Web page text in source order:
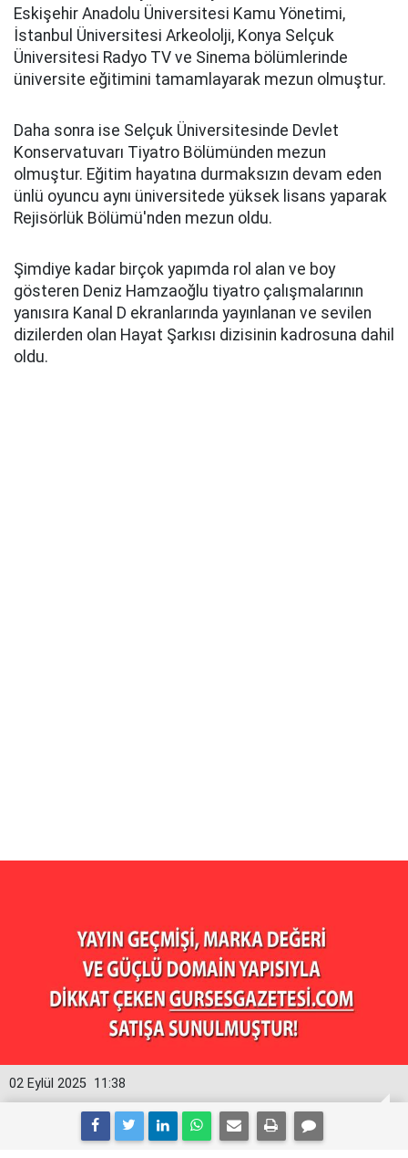
Eskişehir Anadolu Üniversitesi Kamu Yönetimi,
İstanbul Üniversitesi Arkeololji, Konya Selçuk
Üniversitesi Radyo TV ve Sinema bölümlerinde
üniversite eğitimini tamamlayarak mezun olmuştur.
Daha sonra ise Selçuk Üniversitesinde Devlet
Konservatuvarı Tiyatro Bölümünden mezun
olmuştur. Eğitim hayatına durmaksızın devam eden
ünlü oyuncu aynı üniversitede yüksek lisans yaparak
Rejisörlük Bölümü'nden mezun oldu.
Şimdiye kadar birçok yapımda rol alan ve boy
gösteren Deniz Hamzaoğlu tiyatro çalışmalarının
yanısıra Kanal D ekranlarında yayınlanan ve sevilen
dizilerden olan Hayat Şarkısı dizisinin kadrosuna dahil
oldu.
11:38
02 Eylül 2025